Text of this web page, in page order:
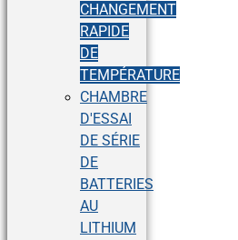
CHANGEMENT
RAPIDE
DE
TEMPÉRATURE
CHAMBRE
D'ESSAI
DE SÉRIE
DE
BATTERIES
AU
LITHIUM